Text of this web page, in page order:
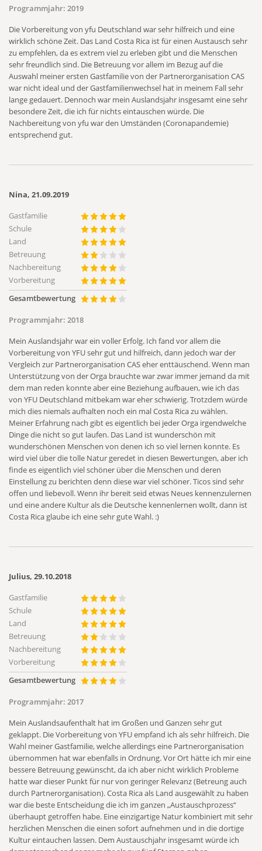
Programmjahr: 2019
Die Vorbereitung von yfu Deutschland war sehr hilfreich und eine
wirklich schöne Zeit. Das Land Costa Rica ist für einen Austausch sehr
zu empfehlen, da es extrem viel zu erleben gibt und die Menschen
sehr freundlich sind. Die Betreuung vor allem im Bezug auf die
Auswahl meiner ersten Gastfamilie von der Partnerorganisation CAS
war nicht ideal und der Gastfamilienwechsel hat in meinem Fall sehr
lange gedauert. Dennoch war mein Auslandsjahr insgesamt eine sehr
besondere Zeit, die ich für nichts eintauschen würde. Die
Nachbereitung von yfu war den Umständen (Coronapandemie)
entsprechend gut.
Nina, 21.09.2019
Gastfamilie
Schule
Land
Betreuung
Nachbereitung
Vorbereitung
Gesamtbewertung
Programmjahr: 2018
Mein Auslandsjahr war ein voller Erfolg. Ich fand vor allem die
Vorbereitung von YFU sehr gut und hilfreich, dann jedoch war der
Vergleich zur Partnerorganisation CAS eher enttäuschend. Wenn man
Unterstützung von der Orga brauchte war zwar immer jemand da mit
dem man reden konnte aber eine Beziehung aufbauen, wie ich das
von YFU Deutschland mitbekam war eher schwierig. Trotzdem würde
mich dies niemals aufhalten noch ein mal Costa Rica zu wählen.
Meiner Erfahrung nach gibt es eigentlich bei jeder Orga irgendwelche
Dinge die nicht so gut laufen. Das Land ist wunderschön mit
wunderschönen Menschen von denen ich so viel lernen konnte. Es
wird viel über die tolle Natur geredet in diesen Bewertungen, aber ich
finde es eigentlich viel schöner über die Menschen und deren
Einstellung zu berichten denn diese war viel schöner. Ticos sind sehr
offen und liebevoll. Wenn ihr bereit seid etwas Neues kennenzulernen
und eine andere Kultur als die Deutsche kennenlernen wollt, dann ist
Costa Rica glaube ich eine sehr gute Wahl. :)
Julius, 29.10.2018
Gastfamilie
Schule
Land
Betreuung
Nachbereitung
Vorbereitung
Gesamtbewertung
Programmjahr: 2017
Mein Auslandsaufenthalt hat im Großen und Ganzen sehr gut
geklappt. Die Vorbereitung von YFU empfand ich als sehr hilfreich. Die
Wahl meiner Gastfamilie, welche allerdings eine Partnerorganisation
übernommen hat war ebenfalls in Ordnung. Vor Ort hätte ich mir eine
bessere Betreuung gewünscht, da ich aber nicht wirklich Probleme
hatte war dieser Punkt für nur von geringer Relevanz (Betreung auch
durch Partnerorganisation). Costa Rica als Land ausgewählt zu haben
war die beste Entscheidung die ich im ganzen „Austauschprozess“
überhaupt getroffen habe. Eine einzigartige Natur kombiniert mit sehr
herzlichen Menschen die einen sofort aufnehmen und in die dortige
Kultur eintauchen lassen. Dem Austauschjahr insgesamt würde ich